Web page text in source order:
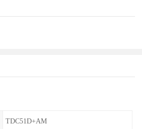
TDC51D+AM